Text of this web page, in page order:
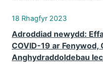
18 Rhagfyr 2023
Adroddiad newydd:
COVID-19 ar Fenywod,
Anghydraddoldebau